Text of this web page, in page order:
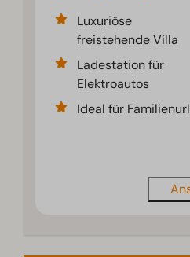
Luxuriöse
freistehende Villa
Ladestation für
Elektroautos
Ideal für